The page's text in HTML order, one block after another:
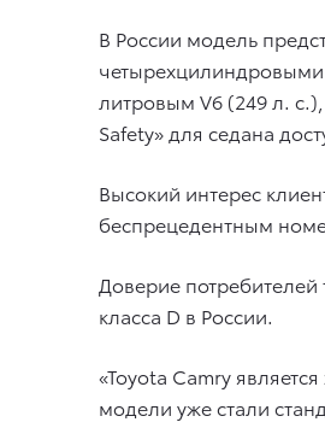
В России модель
литровым V6 (249 л.
Safety» для седана
Высокий интерес
беспрецедентным
Доверие потребителей
класса D в России.
«Toyota Camry
модели уже стали